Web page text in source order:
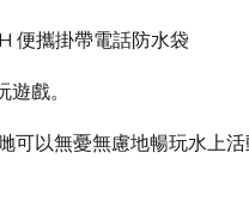
便攜掛帶電話防水袋
戲。
可以無憂無慮地暢玩水上